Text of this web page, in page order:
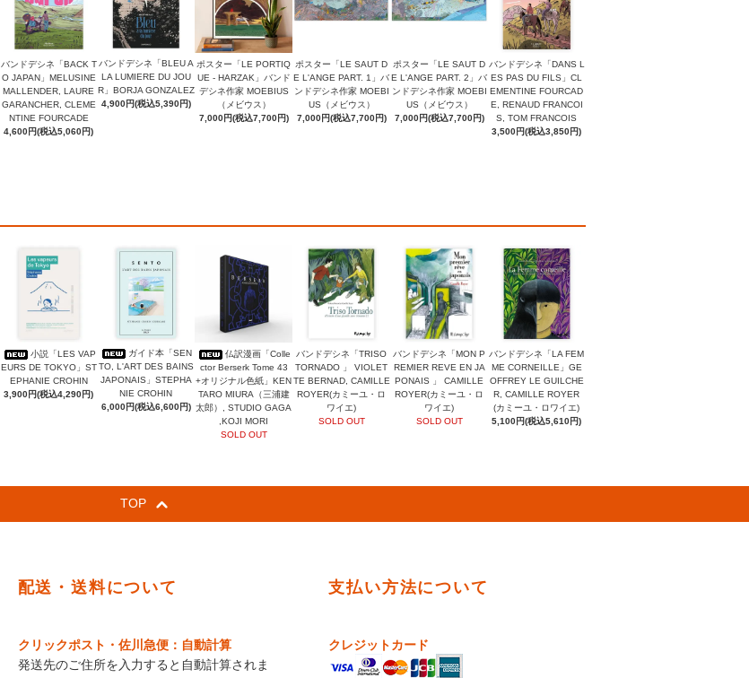
バンドデシネ「BACK T
O JAPAN」MELUSINE
MALLENDER, LAURE
GARANCHER, CLEME
NTINE FOURCADE
4,600円(税込5,060円)
バンドデシネ「BLEU A
LA LUMIERE DU JOU
R」BORJA GONZALEZ
4,900円(税込5,390円)
ポスター「LE PORTIQ
UE - HARZAK」バンド
デシネ作家 MOEBIUS
（メビウス）
7,000円(税込7,700円)
ポスター「LE SAUT D
E L'ANGE PART. 1」バ
ンドデシネ作家 MOEBI
US（メビウス）
7,000円(税込7,700円)
ポスター「LE SAUT D
E L'ANGE PART. 2」バ
ンドデシネ作家 MOEBI
US（メビウス）
7,000円(税込7,700円)
バンドデシネ「DANS L
ES PAS DU FILS」CL
EMENTINE FOURCAD
E, RENAUD FRANCOI
S, TOM FRANCOIS
3,500円(税込3,850円)
小説「LES VAP
EURS DE TOKYO」ST
EPHANIE CROHIN
3,900円(税込4,290円)
ガイド本「SEN
TO, L'ART DES BAINS
JAPONAIS」STEPHA
NIE CROHIN
6,000円(税込6,600円)
仏訳漫画「Colle
ctor Berserk Tome 43
+オリジナル色紙」KEN
TARO MIURA（三浦建
太郎）, STUDIO GAGA
,KOJI MORI
SOLD OUT
バンドデシネ「TRISO
TORNADO 」 VIOLET
TE BERNAD, CAMILLE
ROYER(カミーユ・ロ
ワイエ)
SOLD OUT
バンドデシネ「MON P
REMIER REVE EN JA
PONAIS 」 CAMILLE
ROYER(カミーユ・ロ
ワイエ)
SOLD OUT
バンドデシネ「LA FEM
ME CORNEILLE」GE
OFFREY LE GUILCHE
R, CAMILLE ROYER
(カミーユ・ロワイエ)
5,100円(税込5,610円)
TOP
配送・送料について
クリックポスト・佐川急便：自動計算
発送先のご住所を入力すると自動計算されま
支払い方法について
クレジットカード